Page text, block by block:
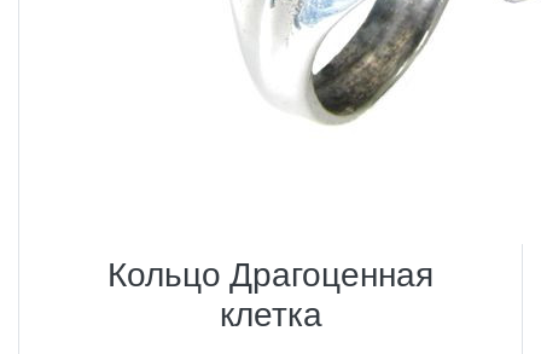
Кольцо Драгоценная
клетка